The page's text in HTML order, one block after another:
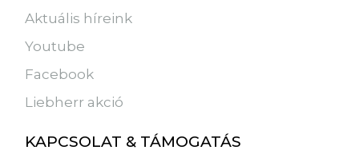
Aktuális híreink
Youtube
Facebook
Liebherr akció
KAPCSOLAT & TÁMOGATÁS